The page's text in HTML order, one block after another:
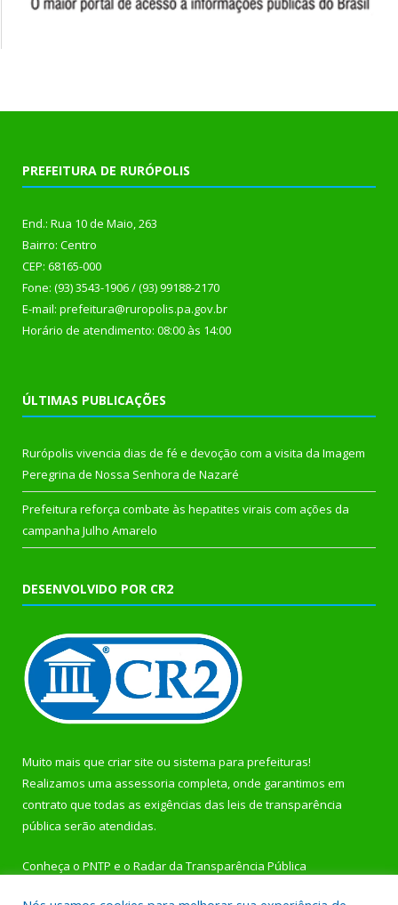
PREFEITURA DE RURÓPOLIS
End.: Rua 10 de Maio, 263
Bairro: Centro
CEP: 68165-000
Fone: (93) 3543-1906 / (93) 99188-2170
E-mail: prefeitura@ruropolis.pa.gov.br
Horário de atendimento: 08:00 às 14:00
ÚLTIMAS PUBLICAÇÕES
Rurópolis vivencia dias de fé e devoção com a visita da Imagem
Peregrina de Nossa Senhora de Nazaré
Prefeitura reforça combate às hepatites virais com ações da
campanha Julho Amarelo
DESENVOLVIDO POR CR2
Muito mais que criar site ou sistema para prefeituras!
Realizamos uma assessoria completa, onde garantimos em
contrato que todas as exigências das leis de transparência
pública serão atendidas.
Conheça o PNTP e o Radar da Transparência Pública